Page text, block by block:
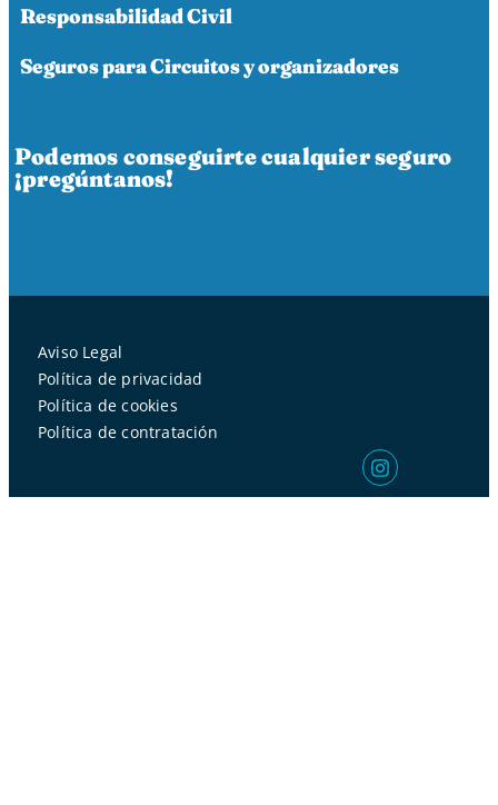
Responsabilidad Civil
Seguros para Circuitos y organizadores
Podemos conseguirte cualquier seguro
¡pregúntanos!
Aviso Legal
Política de privacidad
Política de cookies
Política de contratación